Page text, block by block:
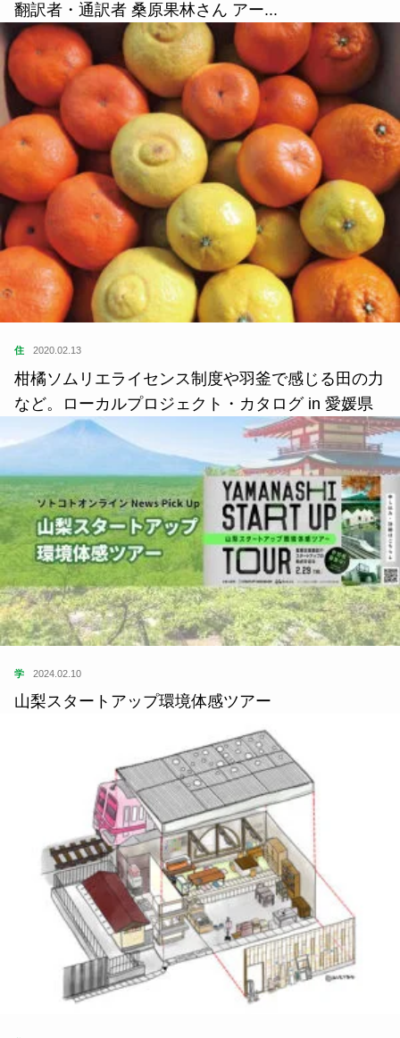
翻訳者・通訳者 桑原果林さん アー...
住 2020.02.13
柑橘ソムリエライセンス制度や羽釜で感じる田の力
など。ローカルプロジェクト・カタログ in 愛媛県
学 2024.02.10
山梨スタートアップ環境体感ツアー